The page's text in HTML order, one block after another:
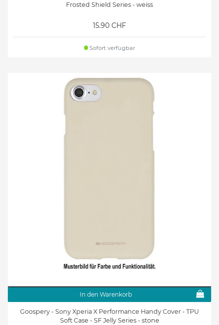
Frosted Shield Series - weiss
15.90 CHF
Sofort verfügbar
In den Warenkorb
Goospery - Sony Xperia X Performance Handy Cover - TPU
Soft Case - SF Jelly Series - stone